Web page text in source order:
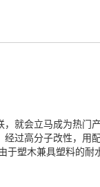
就会立马成为热
过高分子改性，
塑木兼具塑料的